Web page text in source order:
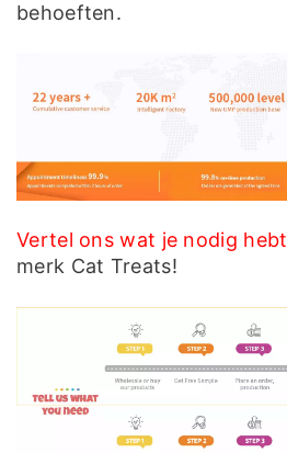
behoeften.
Vertel ons wat je nodig hebt
merk Cat Treats!